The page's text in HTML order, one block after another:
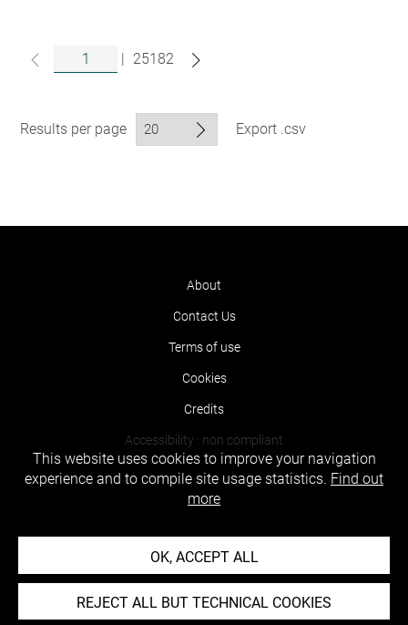
| 25182
Results per page Export .csv
About
Contact Us
Terms of use
Cookies
Credits
Accessibility : non compliant
This website uses cookies to improve your navigation
experience and to compile site usage statistics. Find out
more
OK, ACCEPT ALL
REJECT ALL BUT TECHNICAL COOKIES